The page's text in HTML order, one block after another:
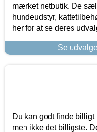
mærket netbutik. De
hundeudstyr,
her for at se deres
Se
Du kan godt finde
men ikke det billigste.